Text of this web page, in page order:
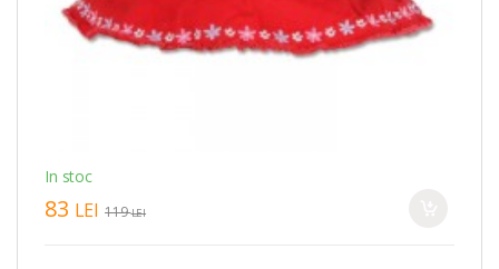
In stoc
83 LEI 119LEI